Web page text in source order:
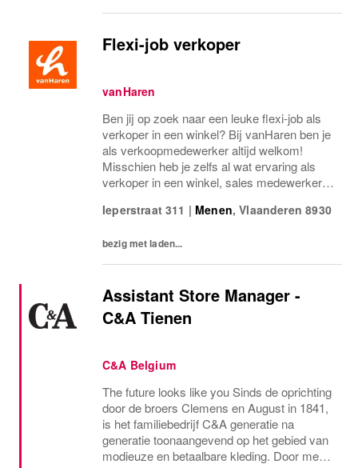
Flexi-job verkoper
vanHaren
Ben jij op zoek naar een leuke flexi-job als
verkoper in een winkel? Bij vanHaren ben je
als verkoopmedewerker altijd welkom!
Misschien heb je zelfs al wat ervaring als
verkoper in een winkel, sales medewerker,
Zo niet, dan leren wij jou hoe je onze...
Ieperstraat 311 | Menen,Vlaanderen 8930
bezig met laden...
Assistant Store Manager -
C&A Tienen
C&A Belgium
The future looks like you Sinds de oprichting
door de broers Clemens en August in 1841,
is het familiebedrijf C&A generatie na
generatie toonaangevend op het gebied van
modieuze en betaalbare kleding. Door mens